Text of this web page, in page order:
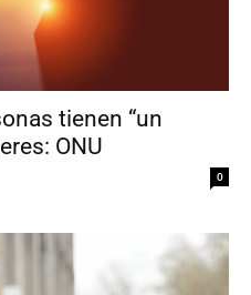
tienen “un
ONU
0